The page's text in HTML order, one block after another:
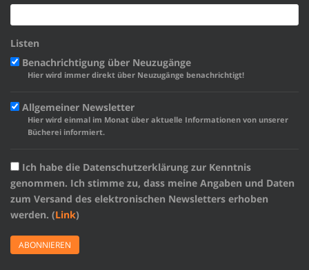
Listen
Benachrichtigung über Neuzugänge
Hier wird immer direkt über Neuzugänge benachrichtigt!
Allgemeiner Newsletter
Hier wird einmal im Monat über aktuelle Informationen von unserer
Bücherei informiert.
Ich habe die Datenschutzerklärung zur Kenntnis
genommen. Ich stimme zu, dass meine Angaben und Daten
zum Versand des elektronischen Newsletters erhoben
werden. (Link)